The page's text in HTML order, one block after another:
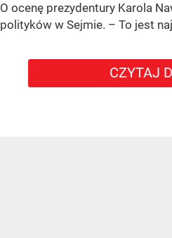
O ocenę prezydentury Karola
polityków w Sejmie. – To jest
CZYTAJ